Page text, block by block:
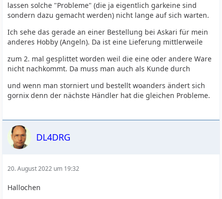
lassen solche "Probleme" (die ja eigentlich garkeine sind
sondern dazu gemacht werden) nicht lange auf sich warten.
Ich sehe das gerade an einer Bestellung bei Askari für mein
anderes Hobby (Angeln). Da ist eine Lieferung mittlerweile
zum 2. mal gesplittet worden weil die eine oder andere Ware
nicht nachkommt. Da muss man auch als Kunde durch
und wenn man storniert und bestellt woanders ändert sich
gornix denn der nächste Händler hat die gleichen Probleme.
DL4DRG
20. August 2022 um 19:32
Hallochen